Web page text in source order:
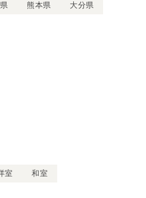
熊本県
大分県
室 和室